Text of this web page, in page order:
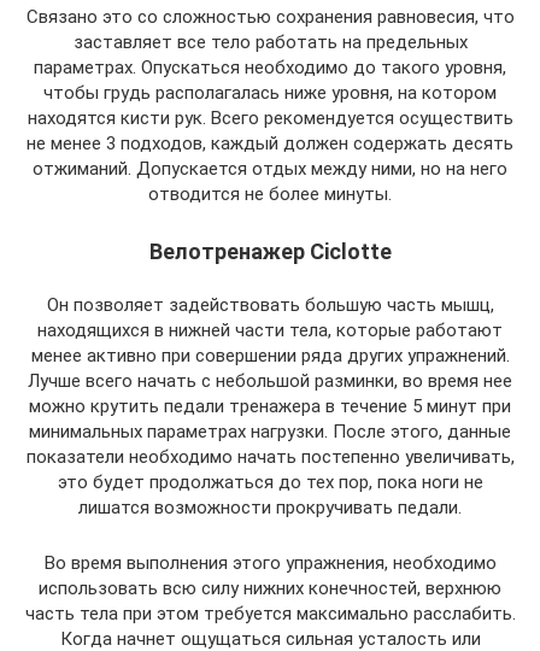
Связано это со сложностью сохранения равновесия, что
заставляет все тело работать на предельных
параметрах. Опускаться необходимо до такого уровня,
чтобы грудь располагалась ниже уровня, на котором
находятся кисти рук. Всего рекомендуется осуществить
не менее 3 подходов, каждый должен содержать десять
отжиманий. Допускается отдых между ними, но на него
отводится не более минуты.
Велотренажер Ciclotte
Он позволяет задействовать большую часть мышц,
находящихся в нижней части тела, которые работают
менее активно при совершении ряда других упражнений.
Лучше всего начать с небольшой разминки, во время нее
можно крутить педали тренажера в течение 5 минут при
минимальных параметрах нагрузки. После этого, данные
показатели необходимо начать постепенно увеличивать,
это будет продолжаться до тех пор, пока ноги не
лишатся возможности прокручивать педали.
Во время выполнения этого упражнения, необходимо
использовать всю силу нижних конечностей, верхнюю
часть тела при этом требуется максимально расслабить.
Когда начнет ощущаться сильная усталость или